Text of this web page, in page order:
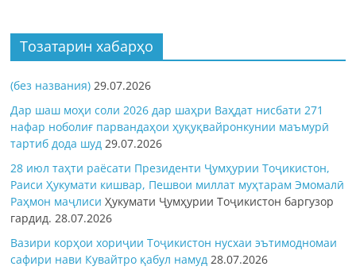
Тозатарин хабарҳо
(без названия) 29.07.2026
Дар шаш моҳи соли 2026 дар шаҳри Ваҳдат нисбати 271
нафар ноболиғ парвандаҳои ҳуқуқвайронкунии маъмурӣ
тартиб дода шуд 29.07.2026
28 июл таҳти раёсати Президенти Ҷумҳурии Тоҷикистон,
Раиси Ҳукумати кишвар, Пешвои миллат муҳтарам Эмомалӣ
Раҳмон маҷлисиҲукумати Ҷумҳурии Тоҷикистон баргузор
гардид.28.07.2026
Вазири корҳои хориҷии Тоҷикистон нусхаи эътимодномаи
сафири нави Кувайтро қабул намуд 28.07.2026